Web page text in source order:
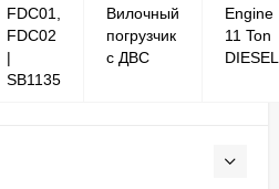
FDC01,
FDC02
|
SB1135
Вилочный
погрузчик
с ДВС
Engine
11 Ton
DIESEL